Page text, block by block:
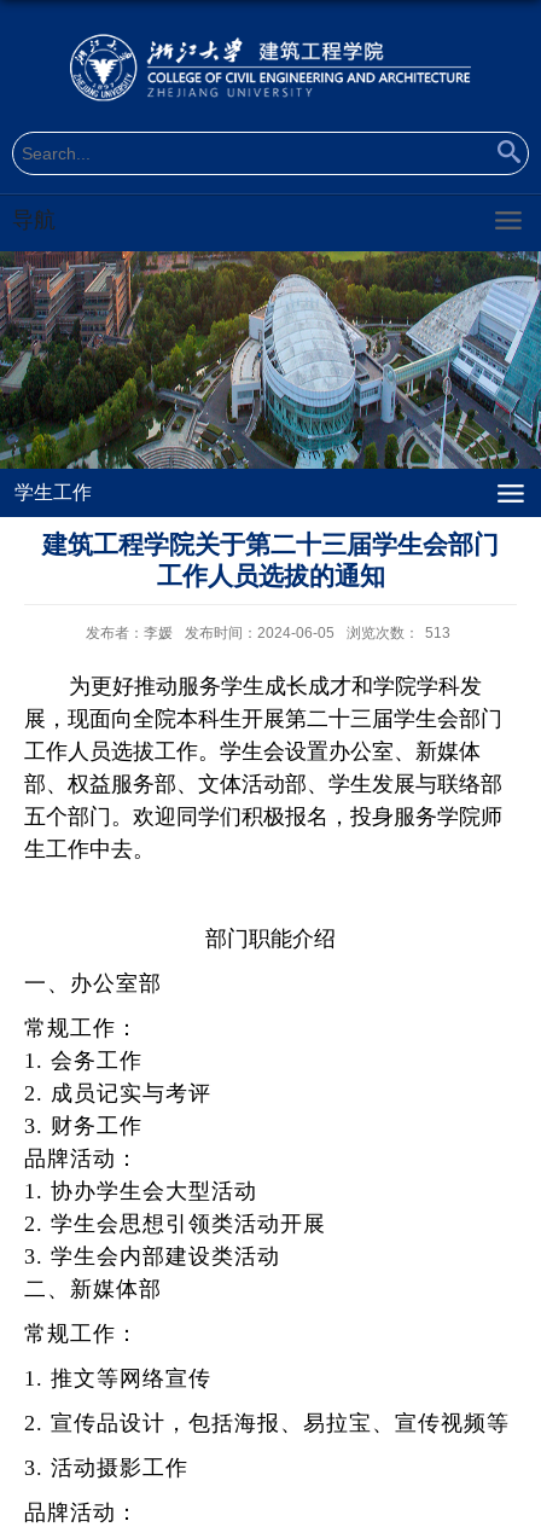
导航
学生工作
建筑工程学院关于第二十三届学生会部门
工作人员选拔的通知
发布者：李媛 发布时间：2024-06-05 浏览次数： 513
为更好推动服务学生成长成才和学院学科发
展 ， 现面向全院本科生开展第二十三届学生会部门
工作人员选拔工作。学生会设置办公室、新媒体
部、权益服务部、文体活动部、学生发展与联络部
五个部门 。欢迎 同学们积极报名 ，投身服务学院师
生工作中去。
部门职能介绍
一、办公室部
常规工作 ：
1. 会务工作
2. 成员记实与考评
3. 财务工作
品牌活动 ：
1. 协办学生会大型活动
2. 学生会思想引领类活动开展
3. 学生会内部建设类活动
二、新媒体部
常规工作 ：
1. 推文等网络宣传
2. 宣传品设计，包括海报、易拉宝、宣传视频等
3. 活动摄影工作
品牌活动 ：